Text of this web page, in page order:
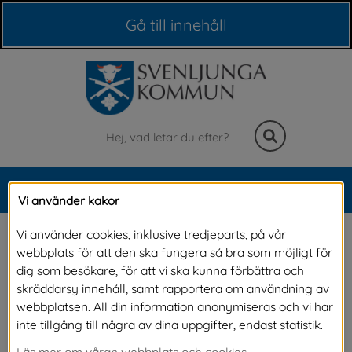
Gå till innehåll
Sök
Meny
Nyheter
På denna sida kan du läsa alla våra nyheter. Om du vill
vara säker på att du inte missar något och vill få
nyheterna direkt till din e-post, kan du prenumerera på
Vi använder kakor
Vi använder cookies, inklusive tredjeparts, på vår
webbplats för att den ska fungera så bra som möjligt för
dig som besökare, för att vi ska kunna förbättra och
skräddarsy innehåll, samt rapportera om användning av
webbplatsen. All din information anonymiseras och vi har
inte tillgång till några av dina uppgifter, endast statistik.